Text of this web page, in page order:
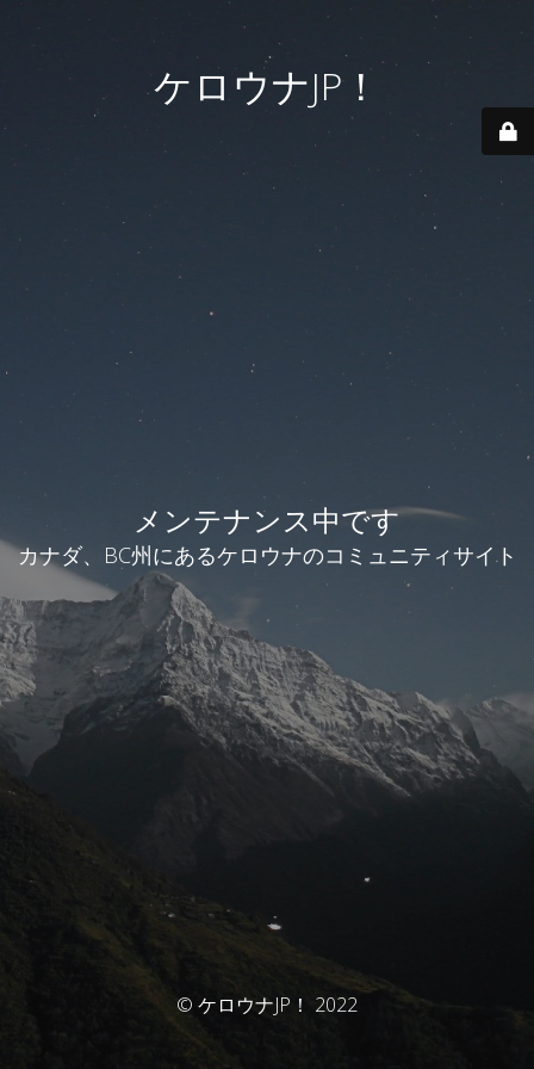
ケロウナJP！
メンテナンス中です
カナダ、BC州にあるケロウナのコミュニティサイト
© ケロウナJP！ 2022